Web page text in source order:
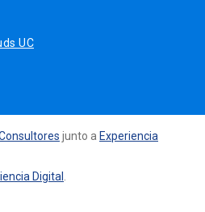
UC
junto a Experiencia
Digital